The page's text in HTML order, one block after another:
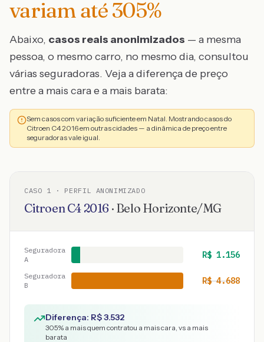
variam até305%
Abaixo, casos reais anonimizados — a mesma
pessoa, o mesmo carro, no mesmo dia, consultou
várias seguradoras. Veja a diferença de preço
entre a mais cara e a mais barata:
Sem casos com variação suficiente em Natal. Mostrando casos do
Citroen C4 2016 em outras cidades — a dinâmica de preço entre
seguradoras vale igual.
CASO 1 · PERFIL ANONIMIZADO
CitroenC4 2016 · Belo Horizonte/MG
Seguradora
A
R$ 1.156
Seguradora
B
R$4.688
Diferença: R$3.532
305% a mais quem contratou a mais cara, vs a mais
barata